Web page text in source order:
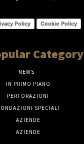
Policy Cookie Policy
Category
NEWS
IN PRIMO PIANO
PERFORAZIONI
SPECIALI
AZIENDE
AZIENDE